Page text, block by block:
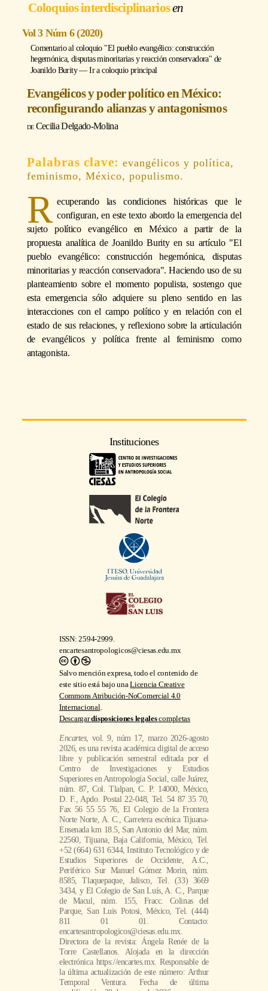
Coloquios interdisciplinarios
Vol 3 Núm 6 (2020)
Comentario al coloquio "El pueblo evangélico: construcción
hegemónica, disputas minoritarias y reacción conservadora" de
Joanildo Burity―Ir a coloquio principal
Evangélicos y poder político en México:
reconfigurando alianzas y antagonismos
Cecilia Delgado-Molina
evangélicos y política,
feminismo, México, populismo.
R ecuperando las condiciones históricas que le
configuran, en este texto abordo la emergencia del
sujeto político evangélico en México a partir de la
propuesta analítica de Joanildo Burity en su artículo "El
pueblo evangélico: construcción hegemónica, disputas
minoritarias y reacción conservadora". Haciendo uso de su
planteamiento sobre el momento populista, sostengo que
esta emergencia sólo adquiere su pleno sentido en las
interacciones con el campo político y en relación con el
estado de sus relaciones, y reflexiono sobre la articulación
de evangélicos y política frente al feminismo como
antagonista.
Instituciones
ISSN: 2594-2999.
encartesantropologicos@ciesas.edu.mx
Salvo mención expresa, todo el contenido de
este sitio está bajo unaLicencia Creative
Commons Atribución-NoComercial 4.0
Internacional.
Descargardisposiciones legalescompletas
Encartes, vol. 9, núm 17, marzo 2026-agosto
2026, es una revista académica digital de acceso
libre y publicación semestral editada por el
Centro de Investigaciones y Estudios
Superiores en Antropología Social, calle Juárez,
núm. 87, Col. Tlalpan, C. P. 14000, México,
D. F., Apdo. Postal 22-048, Tel. 54 87 35 70,
Fax 56 55 55 76, El Colegio de la Frontera
Norte Norte, A. C., Carretera escénica Tijuana-
Ensenada km 18.5, San Antonio del Mar, núm.
22560, Tijuana, Baja California, México, Tel.
+52 (664) 631 6344, Instituto Tecnológico y de
Estudios Superiores de Occidente, A.C.,
Periférico Sur Manuel Gómez Morin, núm.
8585, Tlaquepaque, Jalisco, Tel. (33) 3669
3434, y El Colegio de San Luís, A. C., Parque
de Macul, núm. 155, Fracc. Colinas del
Parque, San Luis Potosi, México, Tel. (444)
811 01 01. Contacto:
encartesantropologicos@ciesas.edu.mx.
Directora de la revista: Ángela Renée de la
Torre Castellanos. Alojada en la dirección
electrónica https://encartes.mx. Responsable de
la última actualización de este número: Arthur
Temporal Ventura. Fecha de última